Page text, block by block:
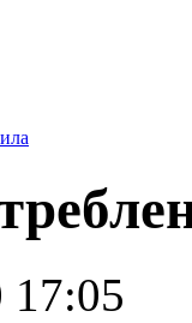
17:05